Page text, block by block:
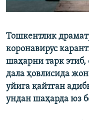
Тошкентлик
коронавирус
шаҳарни тарк этиб,
дала ҳовлисида
уйига қайтган
ундан шаҳарда юз